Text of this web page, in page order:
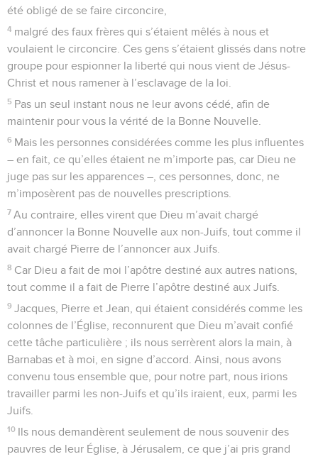
été obligé de se faire circoncire,
4 malgré des faux frères qui s’étaient mêlés à nous et
voulaient le circoncire. Ces gens s’étaient glissés dans notre
groupe pour espionner la liberté qui nous vient de Jésus-
Christ et nous ramener à l’esclavage de la loi.
5 Pas un seul instant nous ne leur avons cédé, afin de
maintenir pour vous la vérité de la Bonne Nouvelle.
6 Mais les personnes considérées comme les plus influentes
– en fait, ce qu’elles étaient ne m’importe pas, car Dieu ne
juge pas sur les apparences –, ces personnes, donc, ne
m’imposèrent pas de nouvelles prescriptions.
7 Au contraire, elles virent que Dieu m’avait chargé
d’annoncer la Bonne Nouvelle aux non-Juifs, tout comme il
avait chargé Pierre de l’annoncer aux Juifs.
8 Car Dieu a fait de moi l’apôtre destiné aux autres nations,
tout comme il a fait de Pierre l’apôtre destiné aux Juifs.
9 Jacques, Pierre et Jean, qui étaient considérés comme les
colonnes de l’Église, reconnurent que Dieu m’avait confié
cette tâche particulière ; ils nous serrèrent alors la main, à
Barnabas et à moi, en signe d’accord. Ainsi, nous avons
convenu tous ensemble que, pour notre part, nous irions
travailler parmi les non-Juifs et qu’ils iraient, eux, parmi les
Juifs.
10 Ils nous demandèrent seulement de nous souvenir des
pauvres de leur Église, à Jérusalem, ce que j’ai pris grand